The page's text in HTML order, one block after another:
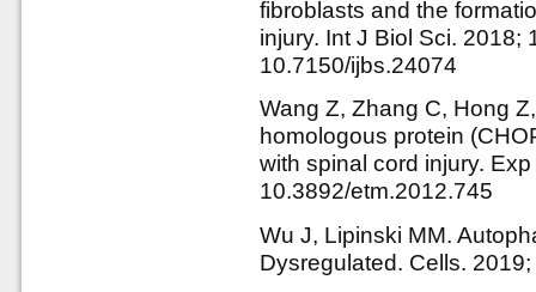
fibroblasts and the
injury. Int J Biol Sci. 2018;
10.7150/ijbs.24074
Wang Z, Zhang C, Hong
homologous protein
with spinal cord injury.
10.3892/etm.2012.745
Wu J, Lipinski MM.
Dysregulated. Cells.